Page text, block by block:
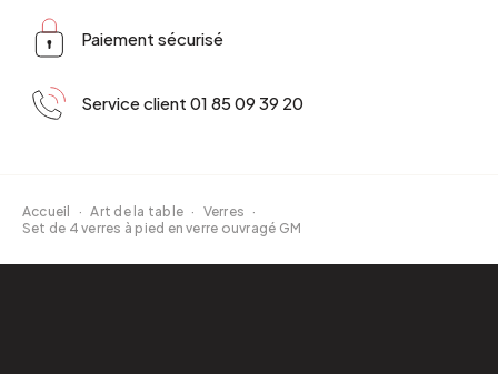
Paiement sécurisé
Service client 01 85 09 39 20
Accueil · Art de la table · Verres ·
Set de 4 verres à pied en verre ouvragé GM